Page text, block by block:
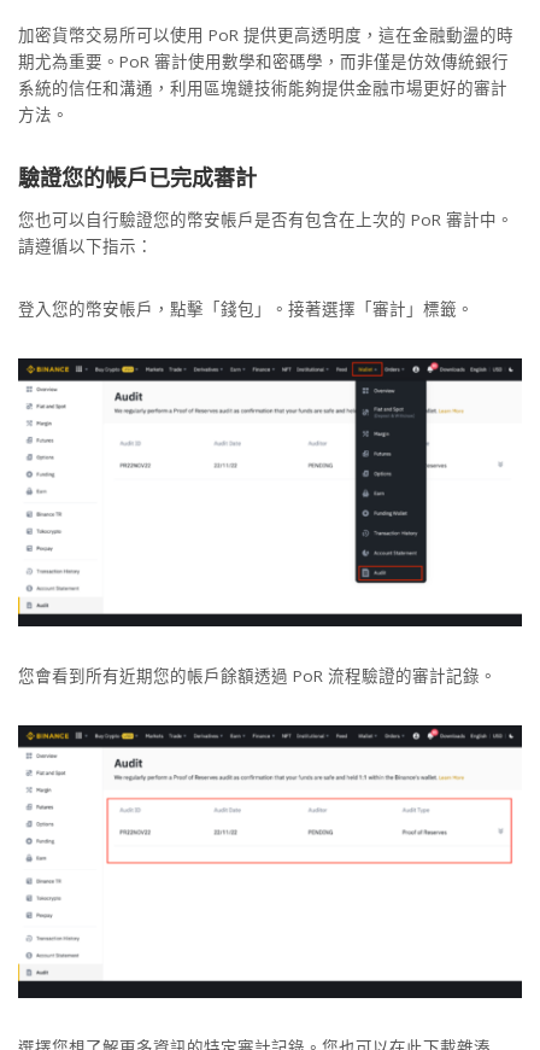
加密貨幣交易所可以使用 PoR 提供更高透明度，這在金融動盪的時
期尤為重要。PoR 審計使用數學和密碼學，而非僅是仿效傳統銀行
系統的信任和溝通，利用區塊鏈技術能夠提供金融市場更好的審計
方法。
驗證您的帳戶已完成審計
您也可以自行驗證您的幣安帳戶是否有包含在上次的 PoR 審計中。
請遵循以下指示：
登入您的幣安帳戶，點擊「錢包」。接著選擇「審計」標籤。
您會看到所有近期您的帳戶餘額透過 PoR 流程驗證的審計記錄。